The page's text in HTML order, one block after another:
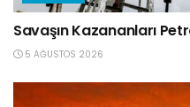
Savaşın Kazananları
5 AĞUSTOS 2026